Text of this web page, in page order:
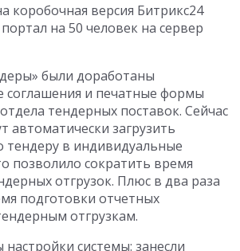
коробочная версия Битрикс24
на 50 человек на сервер
были доработаны
соглашения и печатные формы
тендерных поставок. Сейчас
автоматически загрузить
тендеру в индивидуальные
позволило сократить время
отгрузок. Плюс в два раза
подготовки отчетных
отгрузкам.
системы: занесли